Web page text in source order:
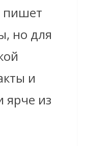
пишет
но для
и
ярче из